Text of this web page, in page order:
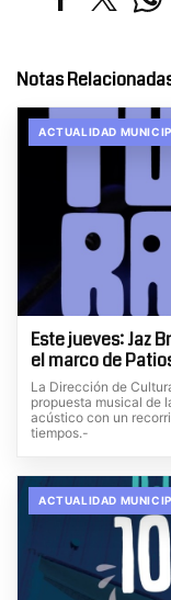
Notas
ACTUALIDAD
Este jueves: Jaz
el marco de
La Dirección de
propuesta musical de
acústico con un
tiempos.-
ACTUALIDAD